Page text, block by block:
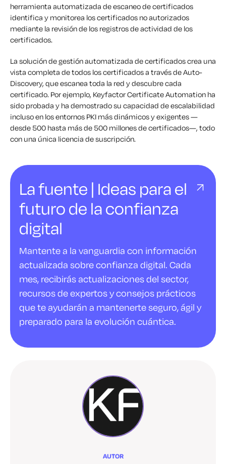
herramienta automatizada de escaneo de certificados
identifica y monitorea los certificados no autorizados
mediante la revisión de los registros de actividad de los
certificados.
La solución de gestión automatizada de certificados crea una
vista completa de todos los certificados a través de Auto-
Discovery, que escanea toda la red y descubre cada
certificado. Por ejemplo, Keyfactor Certificate Automation ha
sido probada y ha demostrado su capacidad de escalabilidad
incluso en los entornos PKI más dinámicos y exigentes —
desde 500 hasta más de 500 millones de certificados—, todo
con una única licencia de suscripción.
La fuente | Ideas para el
futuro de la confianza
digital
Mantente a la vanguardia con información
actualizada sobre confianza digital. Cada
mes, recibirás actualizaciones del sector,
recursos de expertos y consejos prácticos
que te ayudarán a mantenerte seguro, ágil y
preparado para la evolución cuántica.
AUTOR